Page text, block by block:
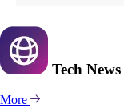
Tech News
More